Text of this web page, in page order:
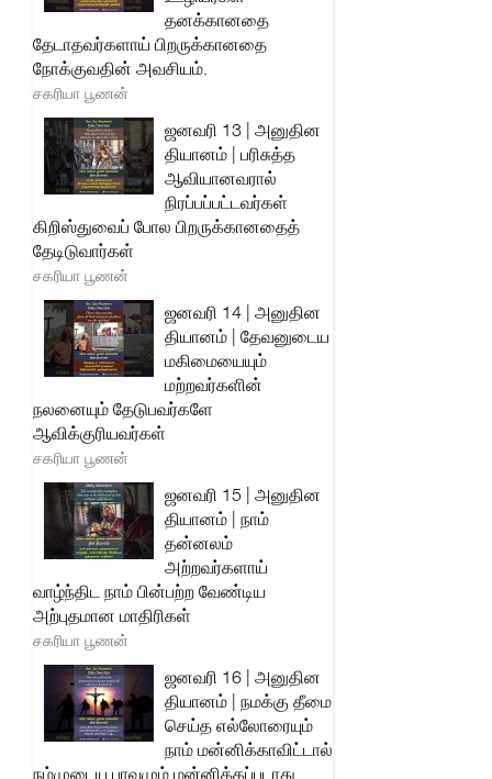
தனக்கானதை
தேடாதவர்களாய் பிறருக்கானதை
நோக்குவதின் அவசியம்.
சகரியா பூணன்
ஜனவரி 13 | அனுதின
தியானம் | பரிசுத்த
ஆவியானவரால்
நிரப்பப்பட்டவர்கள்
கிறிஸ்துவைப் போல பிறருக்கானதைத்
தேடிடுவார்கள்
சகரியா பூணன்
ஜனவரி 14 | அனுதின
தியானம் | தேவனுடைய
மகிமையையும்
மற்றவர்களின்
நலனையும் தேடுபவர்களே
ஆவிக்குரியவர்கள்
சகரியா பூணன்
ஜனவரி 15 | அனுதின
தியானம் | நாம்
தன்னலம்
அற்றவர்களாய்
வாழ்ந்திட நாம் பின்பற்ற வேண்டிய
அற்புதமான மாதிரிகள்
சகரியா பூணன்
ஜனவரி 16 | அனுதின
தியானம் | நமக்கு தீமை
செய்த எல்லோரையும்
நாம் மன்னிக்காவிட்டால்
நம்முடைய பாவமும் மன்னிக்கப்படாது